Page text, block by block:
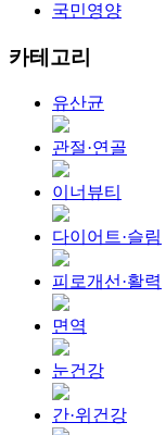
국민영양
카테고리
유산균
관절·연골
이너뷰티
다이어트·슬림
피로개선·활력
면역
눈건강
간·위건강